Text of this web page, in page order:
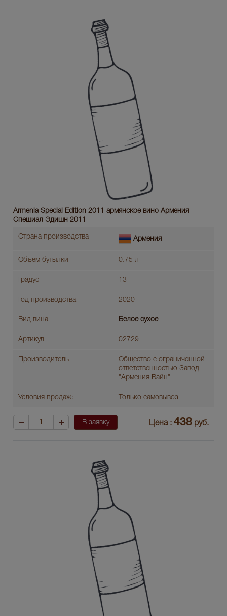
Armenia Special Edition 2011 армянское вино Армения
Спешиал Эдишн 2011
Страна производства Армения
Объем бутылки 0.75 л
Градус 13
Год производства 2020
Вид вина Белое сухое
Артикул 02729
Производитель
Общество с ограниченной
ответственностью Завод
"Армения Вайн"
Условия продаж: Только самовывоз
В заявку Цена : 438 руб.